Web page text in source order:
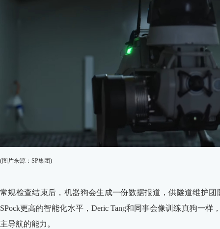
(图片来源：SP集团)
常规检查结束后，机器狗会生成一份数据报道，供隧道维护
SPock更高的智能化水平，Deric Tang和同事会像训练真狗一
主导航的能力。